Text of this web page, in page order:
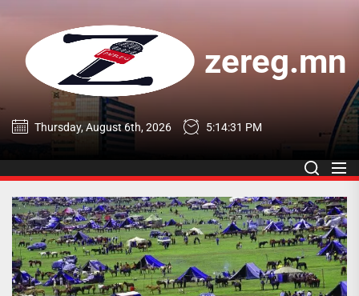
content
zereg.mn
zereg.mn
Thursday, August 6th, 2026 5:14:33 PM